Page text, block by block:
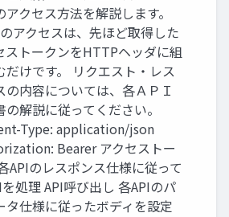
アクセス方法を解説します。
アクセスは、先ほど取得した
ストークンをHTTPヘッダに組
だけです。 リクエスト・レス
の内容については、各ＡＰＩ
の解説に従ってください。
Type: application/json
Bearer アクセストー
APIのレスポンス仕様に従って
処理 API呼び出し 各APIのパ
タ仕様に従ったボディを設定